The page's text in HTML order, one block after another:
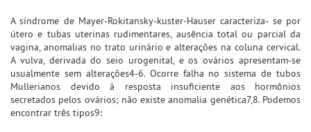
A síndrome de Mayer-Rokitansky-kuster-Hauser caracteriza- se por
útero e tubas uterinas rudimentares, ausência total ou parcial da
vagina, anomalias no trato urinário e alterações na coluna cervical.
A vulva, derivada do seio urogenital, e os ovários apresentam-se
usualmente sem alterações4-6. Ocorre falha no sistema de tubos
Mullerianos devido à resposta insuficiente aos hormônios
secretados pelos ovários; não existe anomalia genética7,8. Podemos
encontrar três tipos9: